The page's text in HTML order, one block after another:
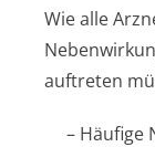
Wie alle
auftreten
– Häufige